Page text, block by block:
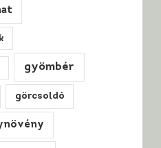
gyömbér
görcsoldó